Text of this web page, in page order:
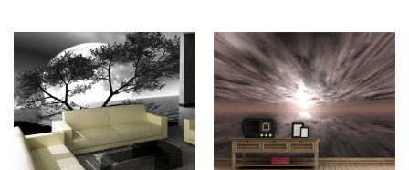
ma
wiele
wariantów.
Opcje
można
wybrać
na
ma
wiele
wariantów.
Opcje
można
wybrać
na